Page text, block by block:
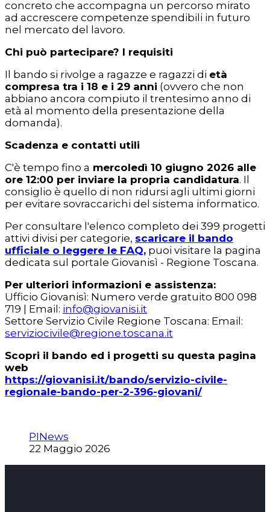
concreto che accompagna un percorso mirato
ad accrescere competenze spendibili in futuro
nel mercato del lavoro.
Chi può partecipare? I requisiti
Il bando si rivolge a ragazze e ragazzi di età
compresa tra i 18 e i 29 anni (ovvero che non
abbiano ancora compiuto il trentesimo anno di
età al momento della presentazione della
domanda).
Scadenza e contatti utili
C'è tempo fino a mercoledì 10 giugno 2026 alle
ore 12:00 per inviare la propria candidatura. Il
consiglio è quello di non ridursi agli ultimi giorni
per evitare sovraccarichi del sistema informatico.
Per consultare l'elenco completo dei 399 progetti
attivi divisi per categorie, scaricare il bando
ufficiale o leggere le FAQ, puoi visitare la pagina
dedicata sul portale Giovanisì - Regione Toscana.
Per ulteriori informazioni e assistenza:
Ufficio Giovanisì: Numero verde gratuito 800 098
719 | Email: info@giovanisi.it
Settore Servizio Civile Regione Toscana: Email:
serviziocivile@regione.toscana.it
Scopri il bando ed i progetti su questa pagina
web
https://giovanisi.it/bando/servizio-civile-
regionale-bando-per-2-396-giovani/
PINews
22 Maggio 2026